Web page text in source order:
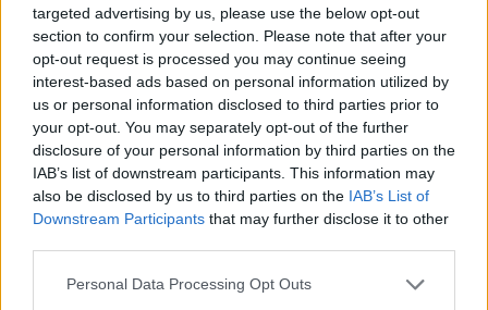
targeted advertising by us, please use the below opt-out
section to confirm your selection. Please note that after your
opt-out request is processed you may continue seeing
interest-based ads based on personal information utilized by
us or personal information disclosed to third parties prior to
your opt-out. You may separately opt-out of the further
disclosure of your personal information by third parties on the
IAB’s list of downstream participants. This information may
also be disclosed by us to third parties on the IAB’s List of
Downstream Participants that may further disclose it to other
Please note that this website/app uses one or more Google
Personal Data Processing Opt Outs